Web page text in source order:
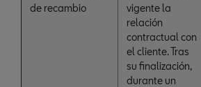
de recambio
vigente la
relación
contractual con
el cliente. Tras
su finalización,
durante un